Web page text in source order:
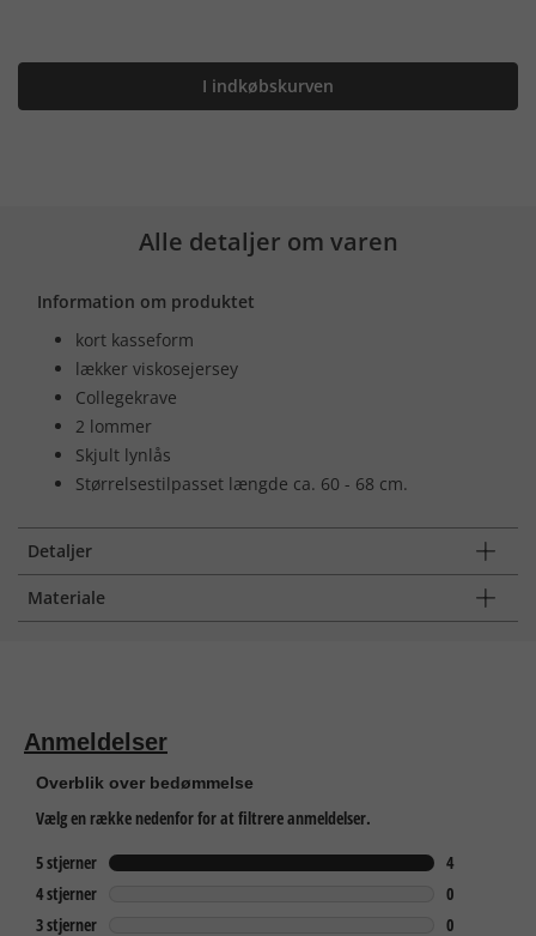
I indkøbskurven
Alle detaljer om varen
Information om produktet
kort kasseform
lækker viskosejersey
Collegekrave
2 lommer
Skjult lynlås
Størrelsestilpasset længde ca. 60 - 68 cm.
Detaljer
Materiale